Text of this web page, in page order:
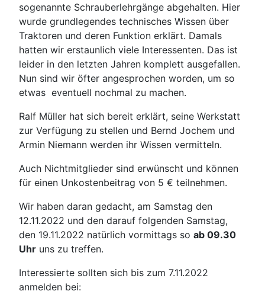
sogenannte Schrauberlehrgänge abgehalten. Hier
wurde grundlegendes technisches Wissen über
Traktoren und deren Funktion erklärt. Damals
hatten wir erstaunlich viele Interessenten. Das ist
leider in den letzten Jahren komplett ausgefallen.
Nun sind wir öfter angesprochen worden, um so
etwas eventuell nochmal zu machen.
Ralf Müller hat sich bereit erklärt, seine Werkstatt
zur Verfügung zu stellen und Bernd Jochem und
Armin Niemann werden ihr Wissen vermitteln.
Auch Nichtmitglieder sind erwünscht und können
für einen Unkostenbeitrag von 5 € teilnehmen.
Wir haben daran gedacht, am Samstag den
12.11.2022 und den darauf folgenden Samstag,
den 19.11.2022 natürlich vormittags so ab 09.30
Uhr uns zu treffen.
Interessierte sollten sich bis zum 7.11.2022
anmelden bei: